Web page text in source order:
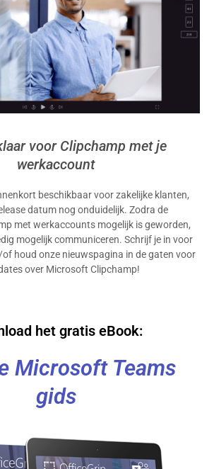
voor Clipchamp met je
werkaccount
beschikbaar voor zakelijke klanten,
datum nog onduidelijk. Zodra de
met werkaccounts mogelijk is geworden,
mogelijk communiceren. Schrijf je in voor
houd onze nieuwspagina in de gaten voor
over Microsoft Clipchamp!
het gratis eBook:
Microsoft Teams
gids